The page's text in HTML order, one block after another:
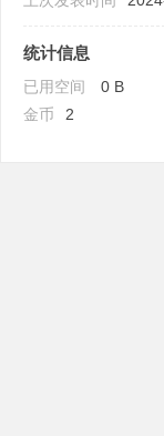
统计信息
已用空间 0 B
金币
2